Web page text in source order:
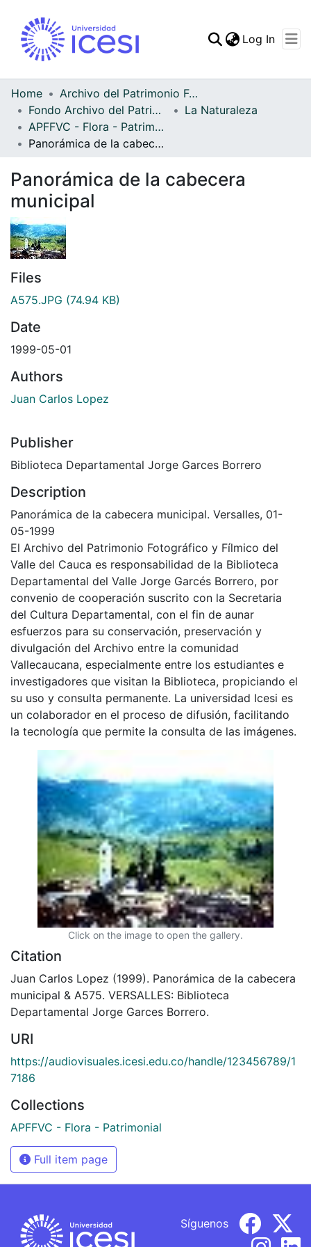
Statistics
Log In
Home
Archivo del Patrimonio Fotográfico y Fílmico del Valle del Cauca
Fondo Archivo del Patrimonio Fotográfico y Fílmico del Valle del Cauca
La Naturaleza
APFFVC - Flora - Patrimonial
Panorámica de la cabecera municipal
Panorámica de la cabecera
municipal
Files
A575.JPG (74.94 KB)
Date
1999-05-01
Authors
Juan Carlos Lopez
Publisher
Biblioteca Departamental Jorge Garces Borrero
Description
Panorámica de la cabecera municipal. Versalles, 01-
05-1999
El Archivo del Patrimonio Fotográfico y Fílmico del
Valle del Cauca es responsabilidad de la Biblioteca
Departamental del Valle Jorge Garcés Borrero, por
convenio de cooperación suscrito con la Secretaria
del Cultura Departamental, con el fin de aunar
esfuerzos para su conservación, preservación y
divulgación del Archivo entre la comunidad
Vallecaucana, especialmente entre los estudiantes e
investigadores que visitan la Biblioteca, propiciando el
su uso y consulta permanente. La universidad Icesi es
un colaborador en el proceso de difusión, facilitando
la tecnología que permite la consulta de las imágenes.
Click on the image to open the gallery.
Citation
Juan Carlos Lopez (1999). Panorámica de la cabecera
municipal & A575. VERSALLES: Biblioteca
Departamental Jorge Garces Borrero.
URI
https://audiovisuales.icesi.edu.co/handle/123456789/1
7186
Collections
APFFVC - Flora - Patrimonial
Full item page
Síguenos